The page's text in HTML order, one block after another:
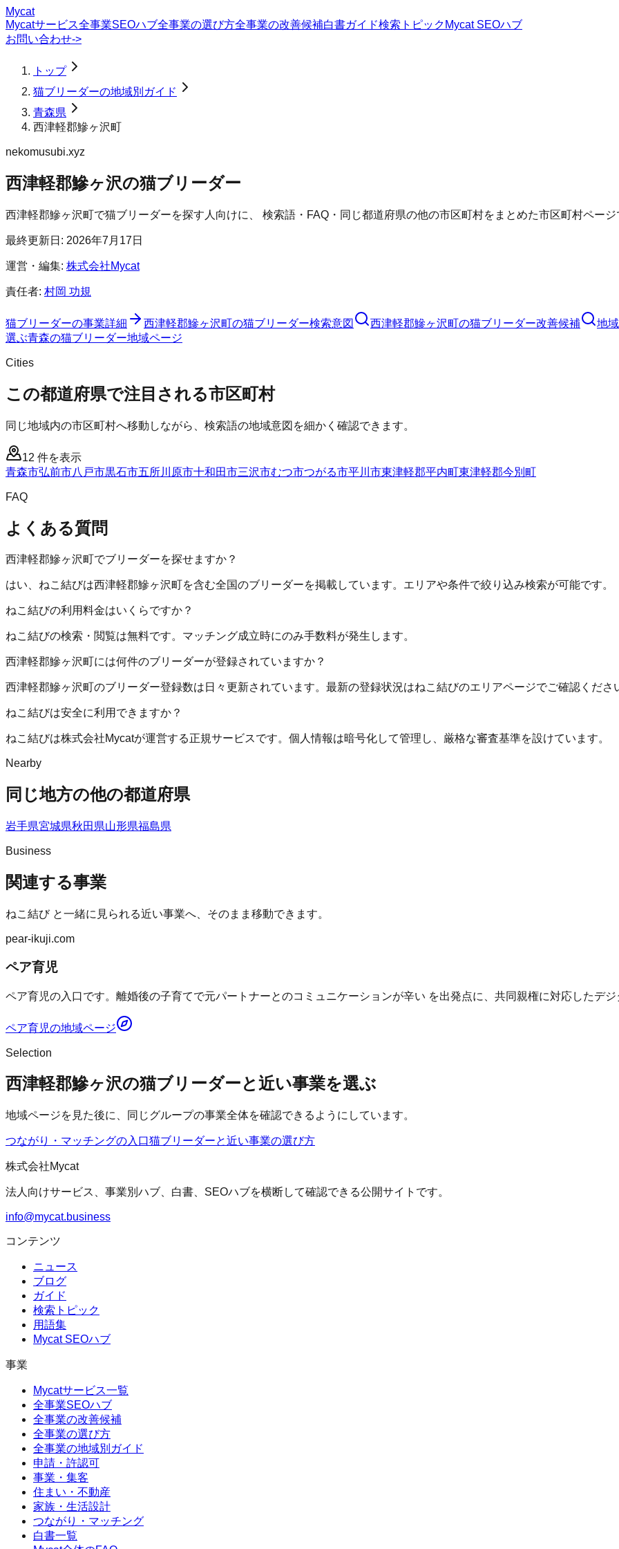
Mycat
Mycatサービス全事業SEOハブ全事業の選び方全事業の改善候補白書ガイド検索トピック Mycat SEOハブ
お問い合わせ->
トップ
猫ブリーダーの地域別ガイド
青森県
西津軽郡鰺ヶ沢町
nekomusubi.xyz
西津軽郡鰺ヶ沢の猫ブリーダー
西津軽郡鰺ヶ沢町で猫ブリーダーを探す人向けに、 検索語・FAQ・同じ都道府県の他の市区町村をまとめた市区町村ページ
最終更新日: 2026年7月17日
運営・編集: 株式会社Mycat
責任者: 村岡 功規
猫ブリーダーの事業詳細 西津軽郡鰺ヶ沢町の猫ブリーダー検索意図 西津軽郡鰺ヶ沢町の猫ブリーダー改善候補
地
選ぶ青森の猫ブリーダー地域ページ
Cities
この都道府県で注目される市区町村
同じ地域内の市区町村へ移動しながら、検索語の地域意図を細かく確認できます。
12 件を表示
青森市弘前市八戸市黒石市五所川原市十和田市三沢市むつ市つがる市平川市東津軽郡平内町東津軽郡今別町
FAQ
よくある質問
西津軽郡鰺ヶ沢町でブリーダーを探せますか？
はい、ねこ結びは西津軽郡鰺ヶ沢町を含む全国のブリーダーを掲載しています。エリアや条件で絞り込み検索が可能です。
ねこ結びの利用料金はいくらですか？
ねこ結びの検索・閲覧は無料です。マッチング成立時にのみ手数料が発生します。
西津軽郡鰺ヶ沢町には何件のブリーダーが登録されていますか？
西津軽郡鰺ヶ沢町のブリーダー登録数は日々更新されています。最新の登録状況はねこ結びのエリアページでご確認くださ
ねこ結びは安全に利用できますか？
ねこ結びは株式会社Mycatが運営する正規サービスです。個人情報は暗号化して管理し、厳格な審査基準を設けています。
Nearby
同じ地方の他の都道府県
岩手県宮城県秋田県山形県福島県
Business
関連する事業
ねこ結びと一緒に見られる近い事業へ、そのまま移動できます。
pear-ikuji.com
ペア育児
ペア育児の入口です。離婚後の子育てで元パートナーとのコミュニケーションが辛い を出発点に、共同親権に対応したデ
ペア育児の地域ページ
Selection
西津軽郡鰺ヶ沢の猫ブリーダーと近い事業を選ぶ
地域ページを見た後に、同じグループの事業全体を確認できるようにしています。
つながり・マッチングの入口猫ブリーダーと近い事業の選び方
株式会社Mycat
法人向けサービス、事業別ハブ、白書、SEOハブを横断して確認できる公開サイトです。
info@mycat.business
コンテンツ
ニュース
ブログ
ガイド
検索トピック
用語集
Mycat SEOハブ
事業
Mycatサービス一覧
全事業SEOハブ
全事業の改善候補
全事業の選び方
全事業の地域別ガイド
申請・許認可
事業・集客
住まい・不動産
家族・生活設計
つながり・マッチング
白書一覧